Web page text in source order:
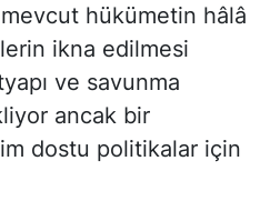
hükümetin hâlâ
ikna edilmesi
ve savunma
ancak bir
dostu politikalar için